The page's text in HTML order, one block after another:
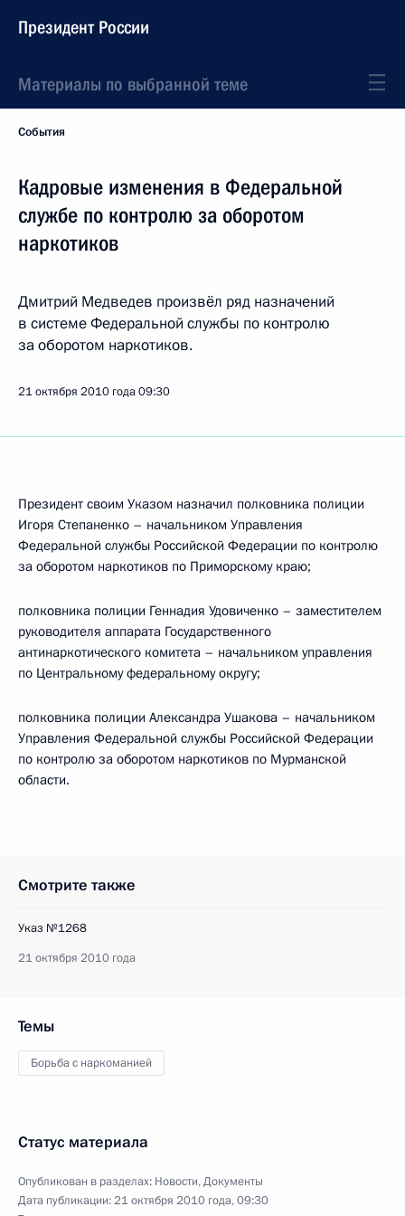
Президент России
Материалы по выбранной теме
События
Кадровые изменения в Федеральной
службе по контролю за оборотом
наркотиков
Дмитрий Медведев произвёл ряд назначений
в системе Федеральной службы по контролю
за оборотом наркотиков.
21 октября 2010 года09:30
Президент своим Указом назначил полковника полиции
Игоря Степаненко – начальником Управления
Федеральной службы Российской Федерации по контролю
за оборотом наркотиков по Приморскому краю;
полковника полиции Геннадия Удовиченко – заместителем
руководителя аппарата Государственного
антинаркотического комитета – начальником управления
по Центральному федеральному округу;
полковника полиции Александра Ушакова – начальником
Управления Федеральной службы Российской Федерации
по контролю за оборотом наркотиков по Мурманской
области.
Смотрите также
Указ №1268
21 октября 2010 года
Темы
Борьба с наркоманией
Статус материала
Опубликован в разделах: Новости,Документы
Дата публикации:21 октября 2010 года, 09:30